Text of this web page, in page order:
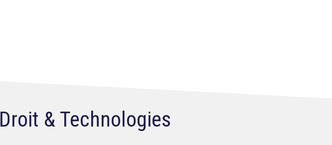
Droit & Technologies